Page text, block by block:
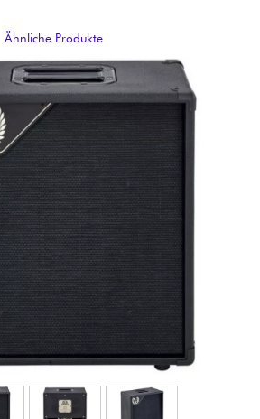
Drums
Kinder
Bundle
Ähnliche Produkte